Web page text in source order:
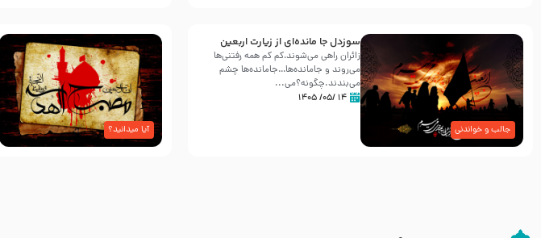
جالب و خواندنی
سوزدل جا مانده‌ای از زیارت اربعین
زائران راهی می‌شوند،کم‌ کم همه رفتنی‌ها
می‌روند و جامانده‌ها…جامانده‌ها چشم
می‌بندند.چگونه؟می‌...
۱۴ /۰۵/ ۱۴۰۵
آیا میدانید؟